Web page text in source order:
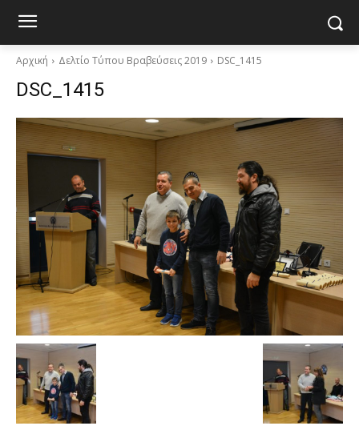
Αρχική Δελτίο Τύπου Βραβεύσεις 2019 DSC_1415
DSC_1415